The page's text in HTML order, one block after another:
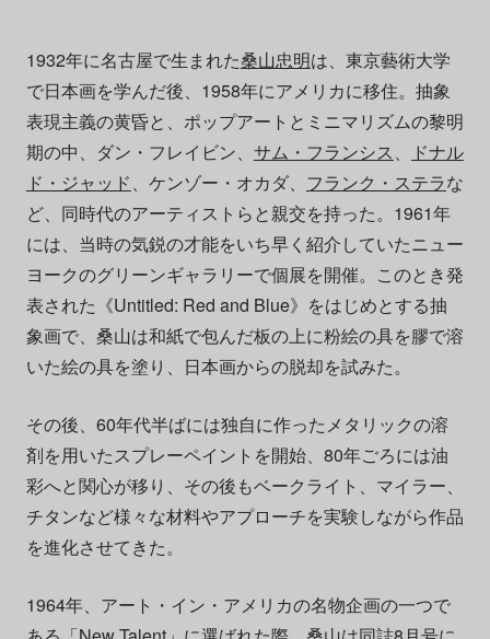
1932年に名古屋で生まれた桑山忠明は、東京藝術大学
で日本画を学んだ後、1958年にアメリカに移住。抽象
表現主義の黄昏と、ポップアートとミニマリズムの黎明
期の中、ダン・フレイビン、 サム・フランシス
ドナル
ド・ジャッド 、ケンゾー・オカダ、 フランク・ステラな
ど、同時代のアーティストらと親交を持った。1961年
には、当時の気鋭の才能をいち早く紹介していたニュー
ヨークのグリーンギャラリーで個展を開催。このとき発
表された《Untitled: Red and Blue》をはじめとする抽
象画で、桑山は和紙で包んだ板の上に粉絵の具を膠で溶
いた絵の具を塗り、日本画からの脱却を試みた。
その後、60年代半ばには独自に作ったメタリックの溶
剤を用いたスプレーペイントを開始、80年ごろには油
彩へと関心が移り、その後もベークライト、マイラー、
チタンなど様々な材料やアプローチを実験しながら作品
を進化させてきた。
1964年、アート・イン・アメリカの名物企画の一つで